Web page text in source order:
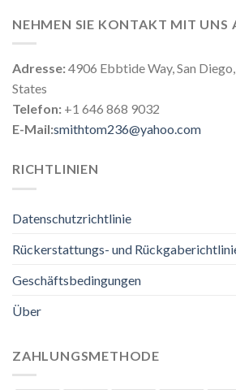
NEHMEN SIE KONTAKT MIT UNS
Adresse:4906 Ebbtide Way, San
States
Telefon: +1 646 868 9032
E-Mail:smithtom236@yahoo.com
RICHTLINIEN
Datenschutzrichtlinie
Rückerstattungs- und
Geschäftsbedingungen
Über
ZAHLUNGSMETHODE